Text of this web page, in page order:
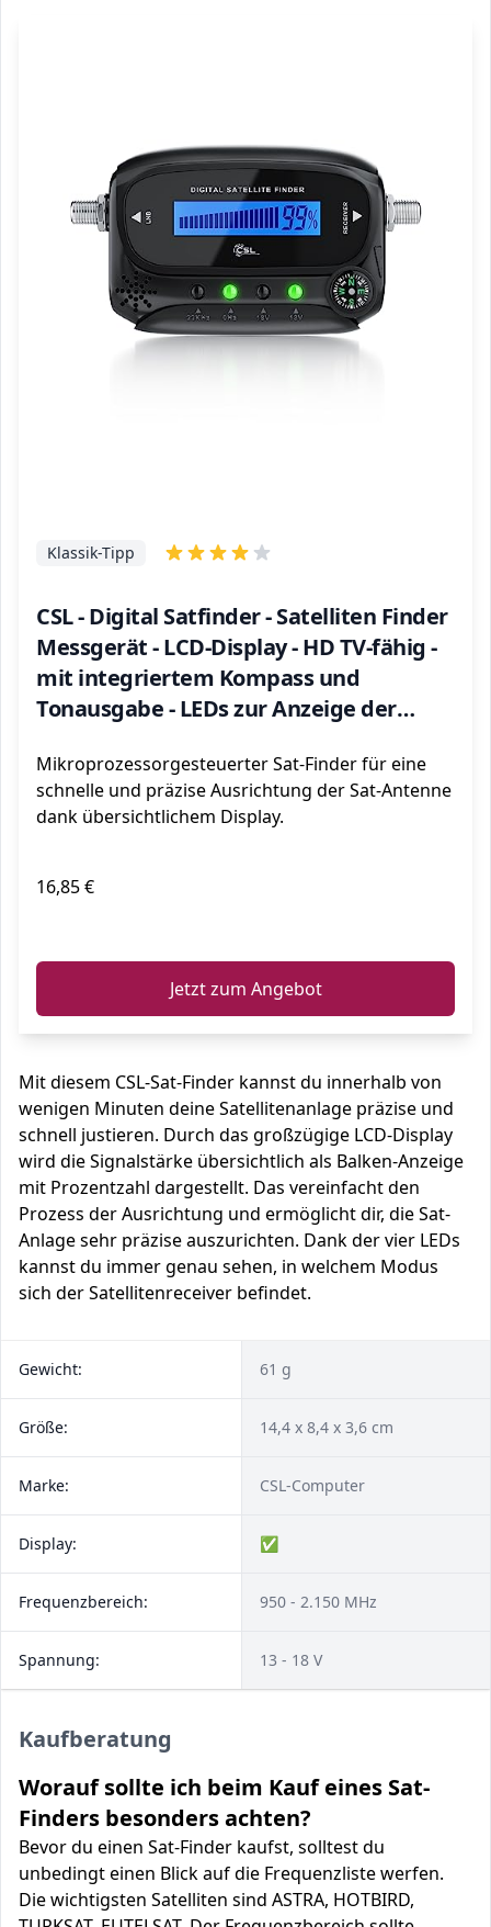
CSL - Digital Satfinder - Satelliten Finder
Messgerät - LCD-Display - HD TV-fähig -
mit integriertem Kompass und
Tonausgabe - LEDs zur Anzeige der
19.2 digital
Klassik-Tipp
Mikroprozessorgesteuerter Sat-Finder für eine
schnelle und präzise Ausrichtung der Sat-Antenne
dank übersichtlichem Display.
16,85 €
Jetzt zum Angebot
Mit diesem CSL-Sat-Finder kannst du innerhalb von
wenigen Minuten deine Satellitenanlage präzise und
schnell justieren. Durch das großzügige LCD-Display
wird die Signalstärke übersichtlich als Balken-Anzeige
mit Prozentzahl dargestellt. Das vereinfacht den
Prozess der Ausrichtung und ermöglicht dir, die Sat-
Anlage sehr präzise auszurichten. Dank der vier LEDs
kannst du immer genau sehen, in welchem Modus
sich der Satellitenreceiver befindet.
Gewicht: 61 g
Größe: 14,4 x 8,4 x 3,6 cm
Marke: CSL-Computer
Display: ✅
Frequenzbereich: 950 - 2.150 MHz
Spannung: 13 - 18 V
Kaufberatung
Worauf sollte ich beim Kauf eines Sat-
Finders besonders achten?
Bevor du einen Sat-Finder kaufst, solltest du
unbedingt einen Blick auf die Frequenzliste werfen.
Die wichtigsten Satelliten sind ASTRA, HOTBIRD,